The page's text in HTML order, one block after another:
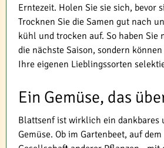
Erntezeit. Holen Sie sie sich, bevor
Trocknen Sie die Samen gut nach
kühl und trocken auf. So haben
die nächste Saison, sondern
Ihre eigenen Lieblingssorten
Ein Gemüse, das
Blattsenf ist wirklich ein dankbares
Gemüse. Ob im Gartenbeet, auf